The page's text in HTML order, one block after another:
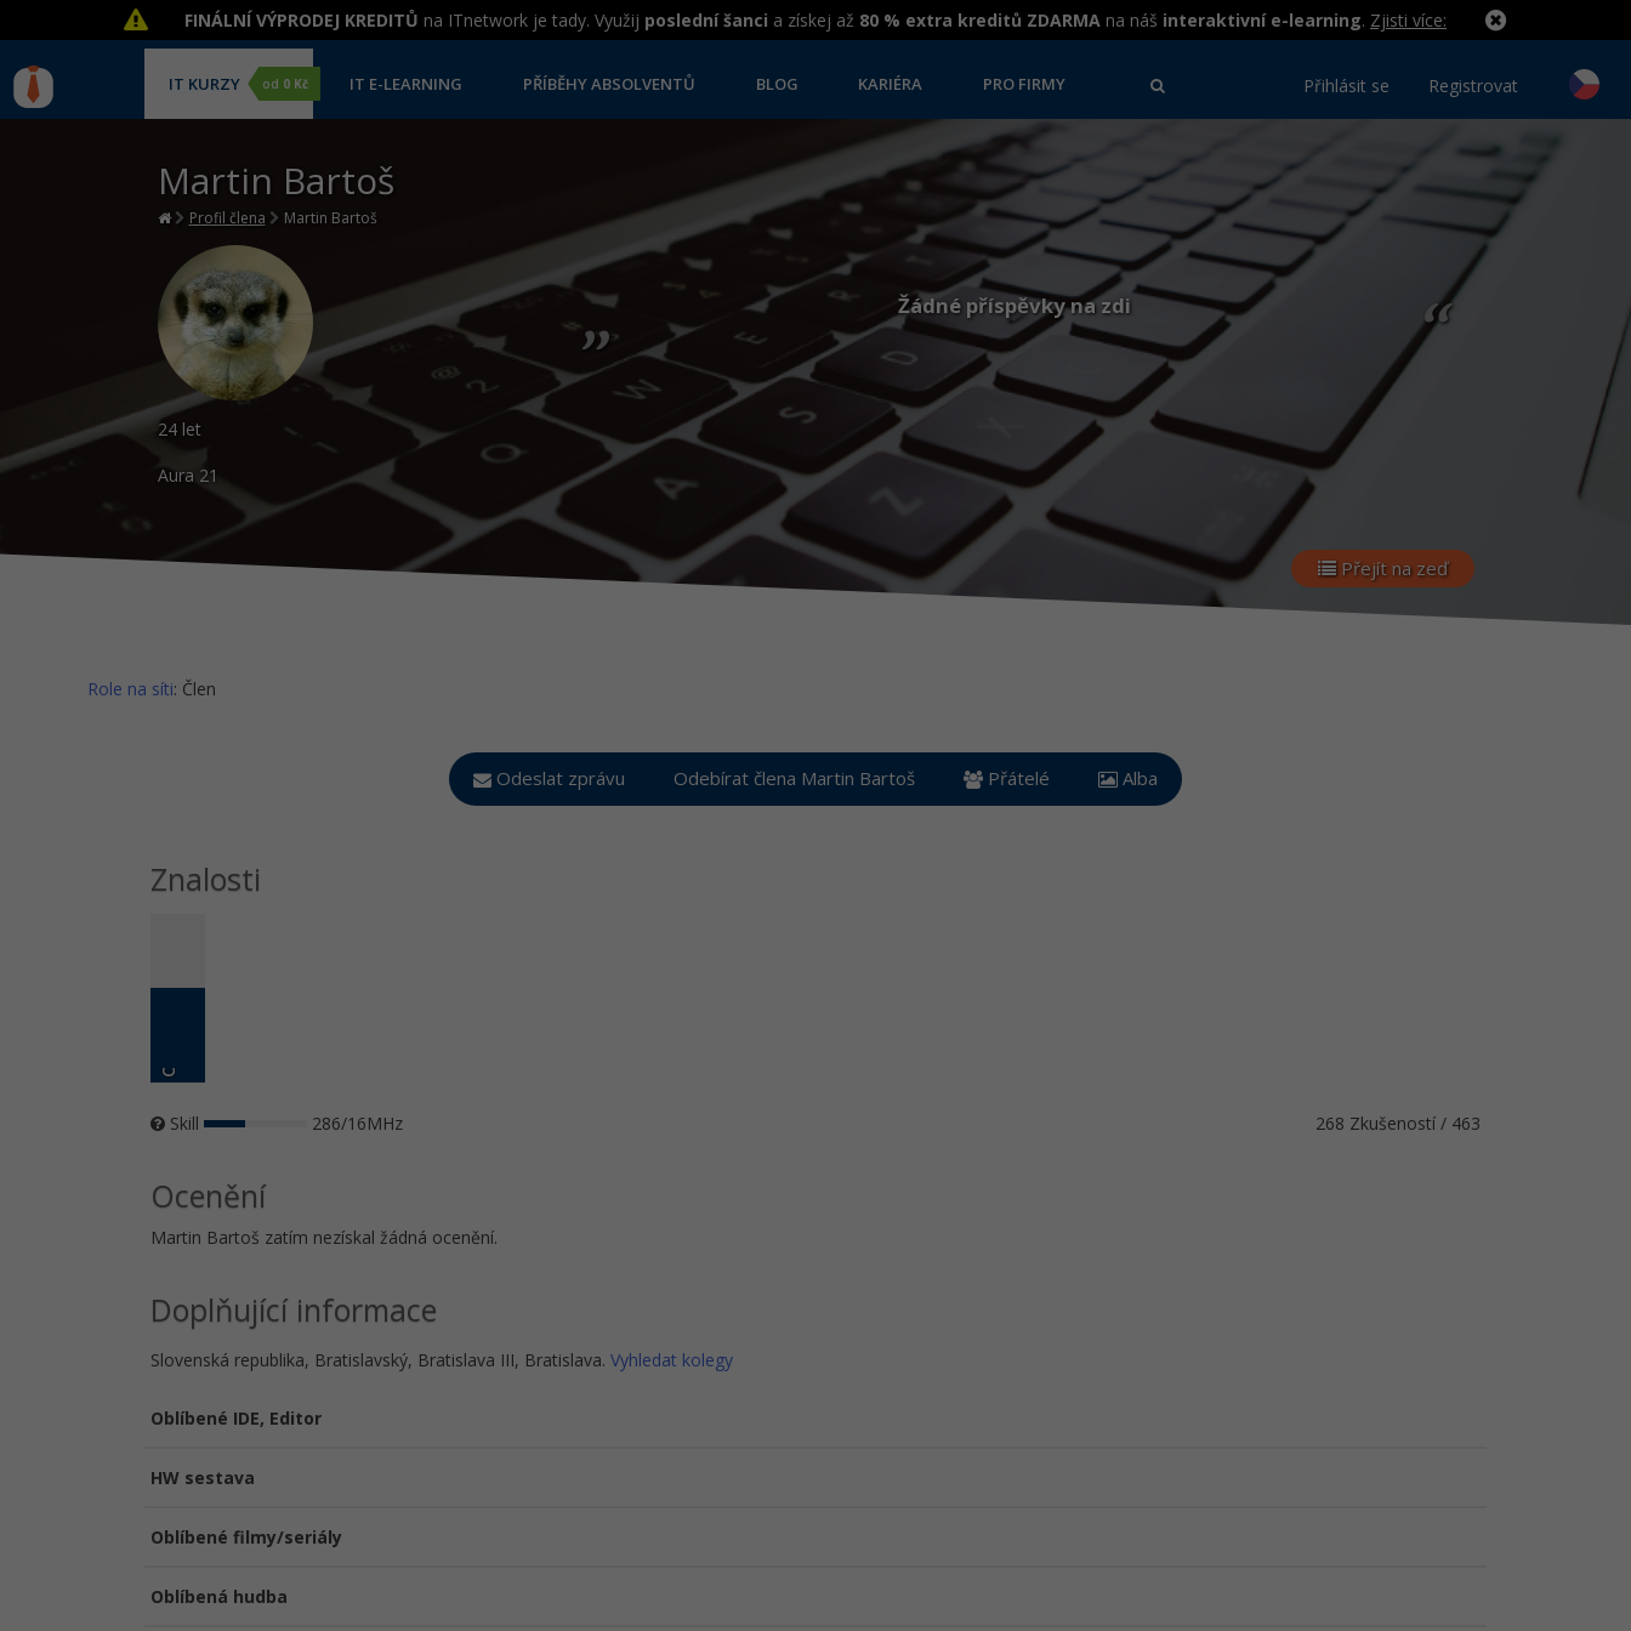
FINÁLNÍ VÝPRODEJ KREDITŮ na ITnetwork je tady. Využij poslední šanci a získej až 80 % extra kreditů ZDARMA na náš interaktivní e-learning. Zjisti více:
IT KURZY od 0 Kč IT E-LEARNING PŘÍBĚHY ABSOLVENTŮ BLOG KARIÉRA PRO FIRMY Přihlásit se Registrovat
Martin Bartoš
Profil člena Martin Bartoš
24 let
Aura 21
„ “
Žádné příspěvky na zdi
Přejít na zeď
Role na síti: Člen
Odeslat zprávu Odebírat člena Martin Bartoš Přátelé Alba
Znalosti
C
Skill 286/16MHz 268 Zkušeností / 463
Ocenění
Martin Bartoš zatím nezískal žádná ocenění.
Doplňující informace
Slovenská republika, Bratislavský, Bratislava III, Bratislava. Vyhledat kolegy
Oblíbené IDE, Editor
HW sestava
Oblíbené filmy/seriály
Oblíbená hudba